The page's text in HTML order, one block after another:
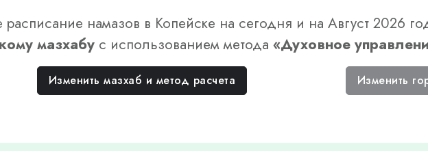
расписание намазов в Копейске на сегодня и на Август 2026
мазхабу с использованием метода «Духовное
Изменить мазхаб и метод расчета Изменить